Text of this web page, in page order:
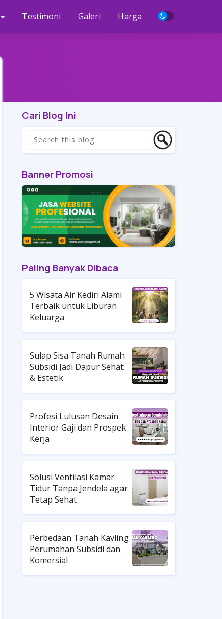
Testimoni Galeri Harga
Cari Blog Ini
Banner Promosi
Paling Banyak Dibaca
5 Wisata Air Kediri Alami
Terbaik untuk Liburan
Keluarga
Sulap Sisa Tanah Rumah
Subsidi Jadi Dapur Sehat
& Estetik
Profesi Lulusan Desain
Interior Gaji dan Prospek
Kerja
Solusi Ventilasi Kamar
Tidur Tanpa Jendela agar
Tetap Sehat
Perbedaan Tanah Kavling
Perumahan Subsidi dan
Komersial